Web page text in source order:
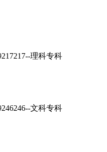
理科专科
文科专科